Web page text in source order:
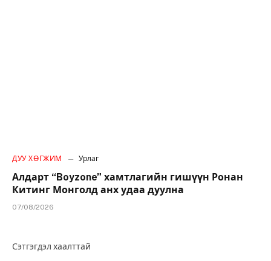
ДУУ ХӨГЖИМ Урлаг
Алдарт “Boyzone” хамтлагийн гишүүн Ронан
Китинг Монголд анх удаа дуулна
07/08/2026
Сэтгэгдэл хаалттай